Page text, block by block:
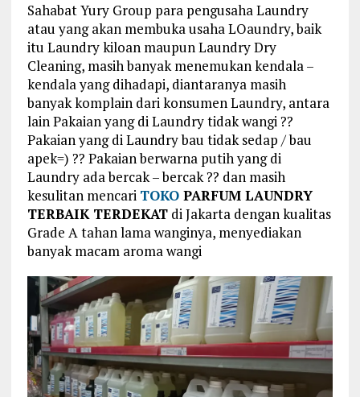
Sahabat Yury Group para pengusaha Laundry
atau yang akan membuka usaha LOaundry, baik
itu Laundry kiloan maupun Laundry Dry
Cleaning, masih banyak menemukan kendala –
kendala yang dihadapi, diantaranya masih
banyak komplain dari konsumen Laundry, antara
lain Pakaian yang di Laundry tidak wangi ??
Pakaian yang di Laundry bau tidak sedap / bau
apek=) ?? Pakaian berwarna putih yang di
Laundry ada bercak – bercak ?? dan masih
kesulitan mencari TOKOPARFUM LAUNDRY
TERBAIK TERDEKATdi Jakarta dengan kualitas
Grade A tahan lama wanginya, menyediakan
banyak macam aroma wangi